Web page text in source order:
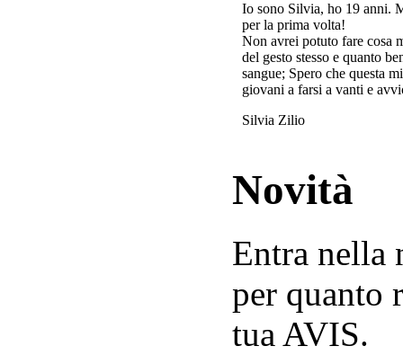
Io sono Silvia, ho 19 anni.
per la prima volta!
Non avrei potuto fare cosa
del gesto stesso e quanto
sangue; Spero che questa
giovani a farsi a vanti e
Silvia Zilio
Novità
Entra nella
per quanto
tua AVIS.